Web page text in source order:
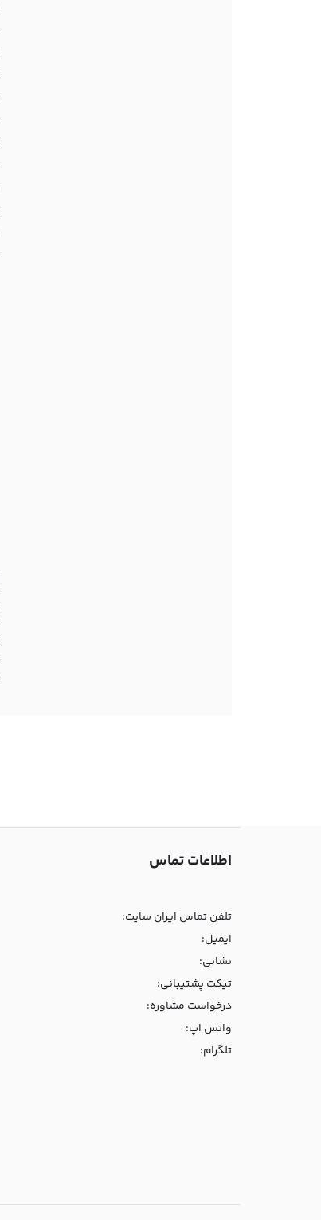
اطلاعات تماس
تلفن تماس ایران سایت:
ایمیل:
نشانی:
تیکت پشتیبانی:
درخواست مشاوره:
واتس اپ:
تلگرام: